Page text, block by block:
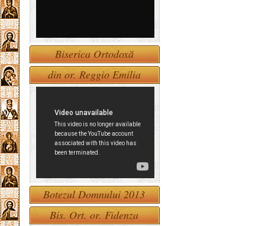
Biserica Ortodoxă
din or. Reggio Emilia
Botezul Domnului 2013
Bis. Ort. or. Fidenza